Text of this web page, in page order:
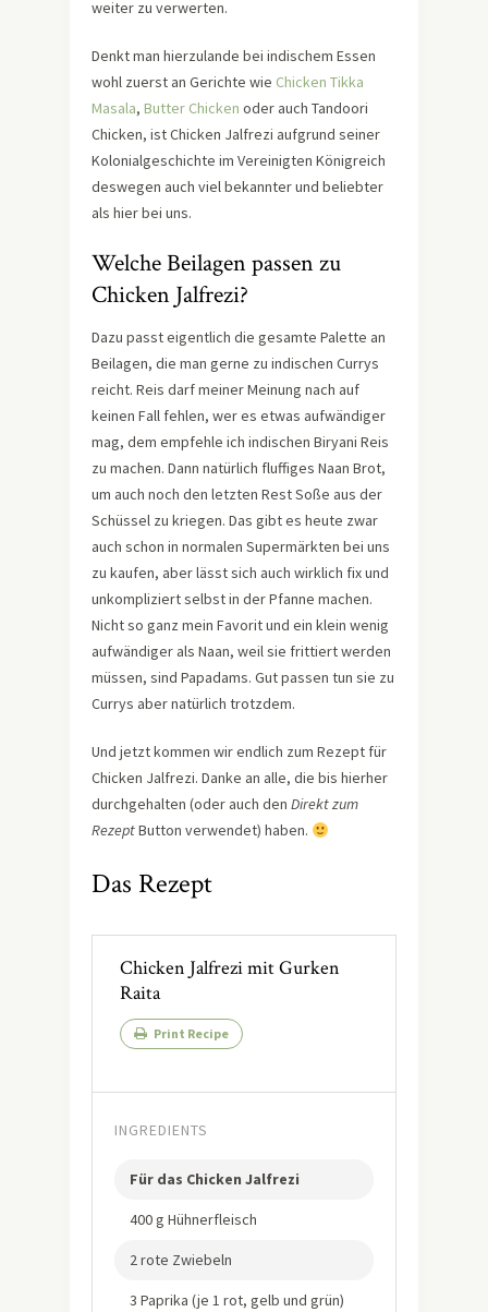
weiter zu verwerten.
Denkt man hierzulande bei indischem Essen
wohl zuerst an Gerichte wie Chicken Tikka
Masala, Butter Chicken oder auch Tandoori
Chicken, ist Chicken Jalfrezi aufgrund seiner
Kolonialgeschichte im Vereinigten Königreich
deswegen auch viel bekannter und beliebter
als hier bei uns.
Welche Beilagen passen zu
Chicken Jalfrezi?
Dazu passt eigentlich die gesamte Palette an
Beilagen, die man gerne zu indischen Currys
reicht. Reis darf meiner Meinung nach auf
keinen Fall fehlen, wer es etwas aufwändiger
mag, dem empfehle ich indischen Biryani Reis
zu machen. Dann natürlich fluffiges Naan Brot,
um auch noch den letzten Rest Soße aus der
Schüssel zu kriegen. Das gibt es heute zwar
auch schon in normalen Supermärkten bei uns
zu kaufen, aber lässt sich auch wirklich fix und
unkompliziert selbst in der Pfanne machen.
Nicht so ganz mein Favorit und ein klein wenig
aufwändiger als Naan, weil sie frittiert werden
müssen, sind Papadams. Gut passen tun sie zu
Currys aber natürlich trotzdem.
Und jetzt kommen wir endlich zum Rezept für
Chicken Jalfrezi. Danke an alle, die bis hierher
durchgehalten (oder auch den Direkt zum
RezeptButton verwendet) haben.
Das Rezept
Chicken Jalfrezi mit Gurken
Raita
Print Recipe
INGREDIENTS
Für das Chicken Jalfrezi
400 g Hühnerfleisch
2 rote Zwiebeln
3 Paprika (je 1 rot, gelb und grün)